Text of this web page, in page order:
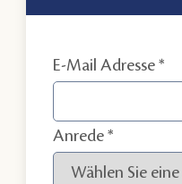
E-Mail Adresse
Anrede